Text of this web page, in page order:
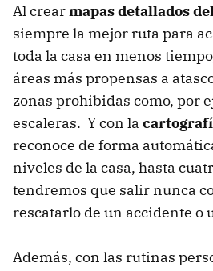
Al crearmapas detallados
siempre la mejor ruta para
toda la casa en menos
áreas más propensas a
zonas prohibidas como, por
escaleras. Y con la
reconoce de forma
niveles de la casa, hasta
tendremos que salir nunca
rescatarlo de un accidente o
Además, con las rutinas